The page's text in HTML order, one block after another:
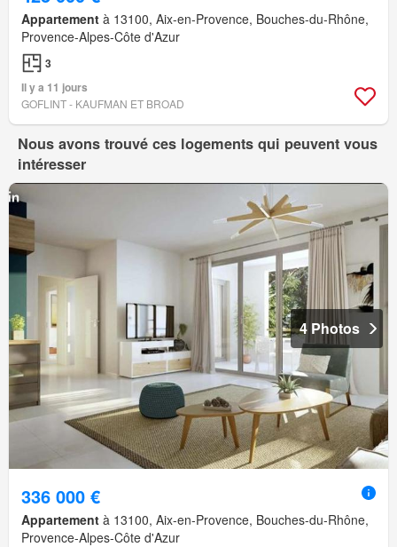
Appartement à 13100, Aix-en-Provence, Bouches-du-Rhône,
Provence-Alpes-Côte d'Azur
3
Il y a 11 jours
GOFLINT - KAUFMAN ET BROAD
Nous avons trouvé ces logements qui peuvent vous
intéresser
4 Photos
336 000 €
Appartement à 13100, Aix-en-Provence, Bouches-du-Rhône,
Provence-Alpes-Côte d'Azur